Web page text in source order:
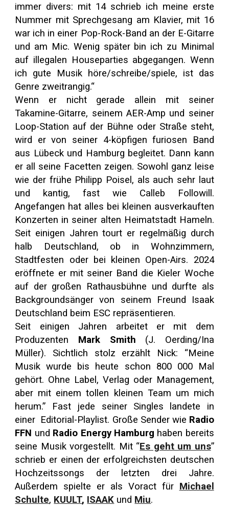
immer divers: mit 14 schrieb ich meine erste
Nummer mit Sprechgesang am Klavier, mit 16
war ich in einer Pop-Rock-Band an der E-Gitarre
und am Mic. Wenig später bin ich zu Minimal
auf illegalen Houseparties abgegangen. Wenn
ich gute Musik höre/schreibe/spiele, ist das
Genre zweitrangig.“
Wenn er nicht gerade allein mit seiner
Takamine-Gitarre, seinem AER-Amp und seiner
Loop-Station auf der Bühne oder Straße steht,
wird er von seiner 4-köpfigen furiosen Band
aus Lübeck und Hamburg begleitet. Dann kann
er all seine Facetten zeigen. Sowohl ganz leise
wie der frühe Philipp Poisel, als auch sehr laut
und kantig, fast wie Calleb Followill.
Angefangen hat alles bei kleinen ausverkauften
Konzerten in seiner alten Heimatstadt Hameln.
Seit einigen Jahren tourt er regelmäßig durch
halb Deutschland, ob in Wohnzimmern,
Stadtfesten oder bei kleinen Open-Airs. 2024
eröffnete er mit seiner Band die Kieler Woche
auf der großen Rathausbühne und durfte als
Backgroundsänger von seinem Freund Isaak
Deutschland beim ESC repräsentieren.
Seit einigen Jahren arbeitet er mit dem
Produzenten Mark Smith (J. Oerding/Ina
Müller). Sichtlich stolz erzählt Nick: “Meine
Musik wurde bis heute schon 800 000 Mal
gehört. Ohne Label, Verlag oder Management,
aber mit einem tollen kleinen Team um mich
herum.” Fast jede seiner Singles landete in
einer Editorial-Playlist. Große Sender wie Radio
FFN und Radio Energy Hamburg haben bereits
seine Musik vorgestellt. Mit “Es geht um uns”
schrieb er einen der erfolgreichsten deutschen
Hochzeitssongs der letzten drei Jahre.
Außerdem spielte er als Voract für Michael
Schulte, KUULT, ISAAK und Miu.